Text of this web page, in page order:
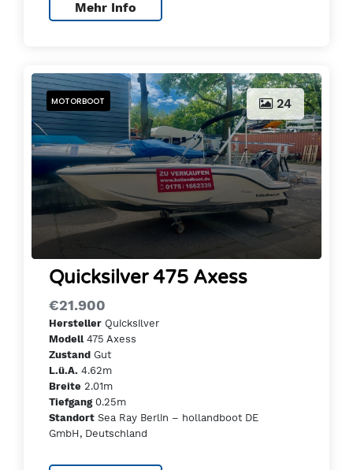
Mehr Info
24
MOTORBOOT
Quicksilver 475 Axess
€21.900
Hersteller Quicksilver
Modell475 Axess
Zustand Gut
L.ü.A. 4.62m
Breite 2.01m
Tiefgang0.25m
Standort Sea Ray Berlin – hollandboot DE
GmbH, Deutschland